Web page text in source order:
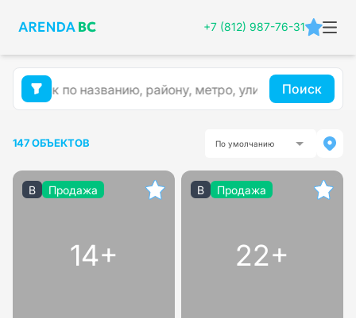
+7 (812) 987-76-31
Поиск
147 ОБЪЕКТОВ По умолчанию
B Продажа
14+
B Продажа
22+